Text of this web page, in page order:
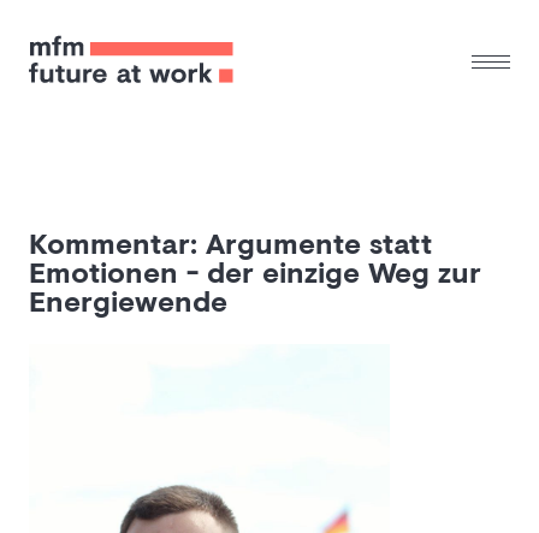
Kommentar: Argumente statt
Emotionen - der einzige Weg zur
Energiewende